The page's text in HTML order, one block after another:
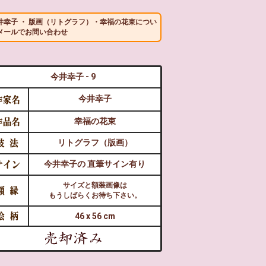
幸子 ・ 版画（リトグラフ）・幸福の花束につい
ールでお問い合わせ
今井幸子 - 9
今井幸子
幸福の花束
リトグラフ（版画）
今井幸子の 直筆サイン有り
サイズと額装画像は
もうしばらくお待ち下さい。
46 x 56 cm